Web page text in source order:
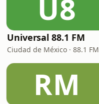
U8
Universal 88.1 FM
Ciudad de México · 88.1 FM
RM